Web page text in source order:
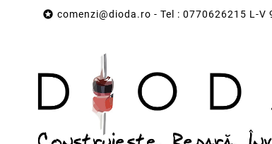
 comenzi@dioda.ro - Tel : 0770626215 L-V